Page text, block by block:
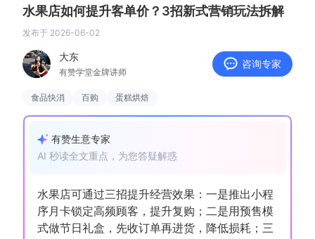
增长俱乐部 有赞商盟
商家社区
合作共进
入驻有赞
认证服务商
水果店如何提升客单价？3招新式营销玩法拆解
发布于 2026-06-02
大东
有赞学堂金牌讲师
咨询专家
食品快消 百购 蛋糕烘焙
有赞生意专家
AI 秒读全文重点，为您答疑解惑
水果店可通过三招提升经营效果：一是推出小程
序月卡锁定高频顾客，提升复购；二是用预售模
式做节日礼盒，先收订单再进货，降低损耗；三